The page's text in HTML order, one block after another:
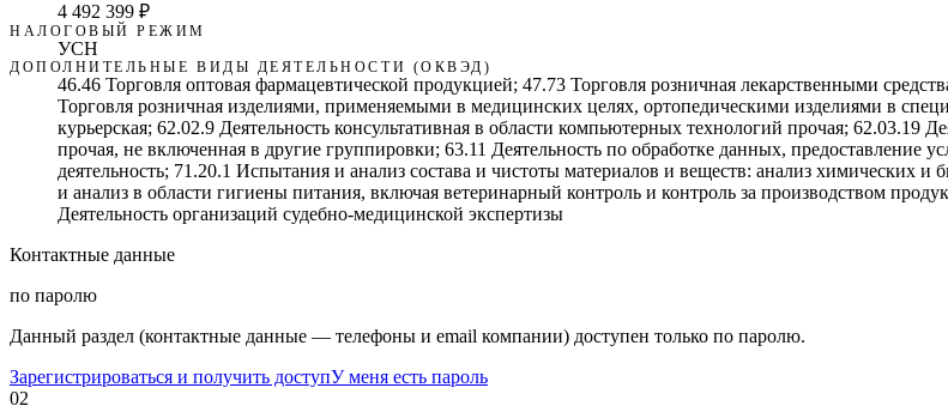
4 492 399 ₽
НАЛОГОВЫЙ РЕЖИМ
УСН
ДОПОЛНИТЕЛЬНЫЕ ВИДЫ ДЕЯТЕЛЬНОСТИ (ОКВЭД)
46.46 Торговля оптовая фармацевтической продукцией; 47.73 Торговля розничная лекарственными
Торговля розничная изделиями, применяемыми в медицинских целях, ортопедическими изделиями в
курьерская; 62.02.9 Деятельность консультативная в области компьютерных технологий прочая;
прочая, не включенная в другие группировки; 63.11 Деятельность по обработке данных, предоставление
деятельность; 71.20.1 Испытания и анализ состава и чистоты материалов и веществ: анализ химических
и анализ в области гигиены питания, включая ветеринарный контроль и контроль за производством
Деятельность организаций судебно-медицинской экспертизы
Контактные данные
по паролю
Данный раздел (контактные данные — телефоны и email компании) доступен только по паролю.
Зарегистрироваться и получить доступУ меня есть пароль
02